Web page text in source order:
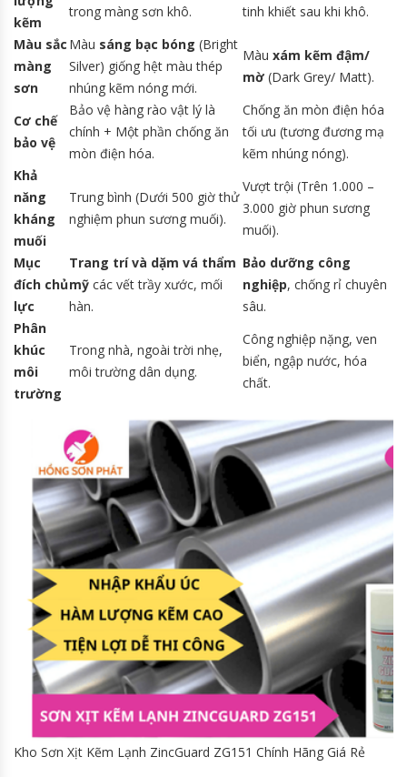
kẽm
trong màng sơn khô.
tinh khiết sau khi khô.
Màu sắc
màng
sơn
Màu sáng bạc bóng (Bright
Silver) giống hệt màu thép
nhúng kẽm nóng mới.
Màu xám kẽm đậm/
mờ (Dark Grey/ Matt).
Cơ chế
bảo vệ
Bảo vệ hàng rào vật lý là
chính + Một phần chống ăn
mòn điện hóa.
Chống ăn mòn điện hóa
tối ưu (tương đương mạ
kẽm nhúng nóng).
Khả
năng
kháng
muối
Trung bình (Dưới 500 giờ thử
nghiệm phun sương muối).
Vượt trội (Trên 1.000 –
3.000 giờ phun sương
muối).
Mục
đích chủ
lực
Trang trí và dặm vá thẩm
mỹ các vết trầy xước, mối
hàn.
Bảo dưỡng công
nghiệp, chống rỉ chuyên
sâu.
Phân
khúc
môi
trường
Trong nhà, ngoài trời nhẹ,
môi trường dân dụng.
Công nghiệp nặng, ven
biển, ngập nước, hóa
chất.
Kho Sơn Xịt Kẽm Lạnh ZincGuard ZG151 Chính Hãng Giá Rẻ